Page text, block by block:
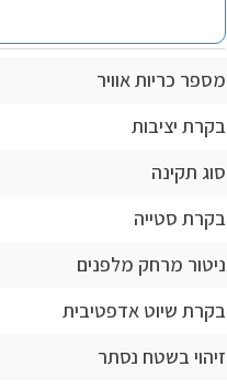
מספר כריות אוויר
בקרת יציבות
סוג תקינה
בקרת סטייה
ניטור מרחק מלפנים
בקרת שיוט אדפטיבית
זיהוי בשטח נסתר